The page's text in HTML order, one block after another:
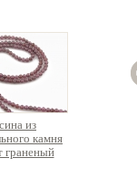
из
камня
граненый